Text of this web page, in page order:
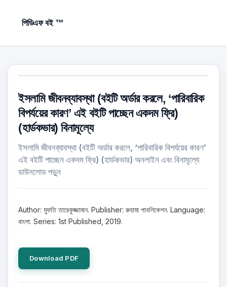
পিডিএফ বই ™
ইসলামি জীবনব্যাবস্থা (বইটি অর্ডার করলে, ‘পারিবারিক
বিপর্যয়ের কারণ’ এই বইটি পাচ্ছেন একদম ফ্রি)
(হার্ডকভার) বিনামূল্যে
ইসলামি জীবনব্যাবস্থা (বইটি অর্ডার করলে, ‘পারিবারিক বিপর্যয়ের কারণ’
এই বইটি পাচ্ছেন একদম ফ্রি) (হার্ডকভার) অনলাইন এবং বিনামূল্যে
ডাউনলোড পড়ুন
Author: মুফতি তারেকুজ্জামান. Publisher: রুহামা পাবলিকেশন. Language:
বাংলা. Series: 1st Published, 2019.
Download PDF